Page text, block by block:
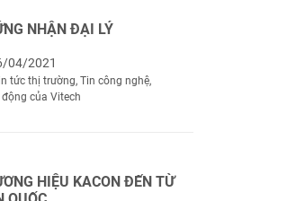
NHẬN ĐẠI LÝ
04/2021
tức thị trường Tin công nghệ
động của Vitech
HIỆU KACON ĐẾN TỪ